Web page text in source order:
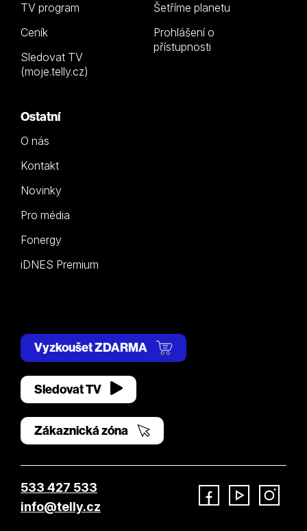
TV program
Ceník
Sledovat TV
(moje.telly.cz)
Šetříme planetu
Prohlášení o
přístupnosti
Ostatní
O nás
Kontakt
Novinky
Pro média
Fonergy
iDNES Premium
Vyzkoušet ZDARMA
Sledovat TV
Zákaznická zóna
533 427 533
info@telly.cz